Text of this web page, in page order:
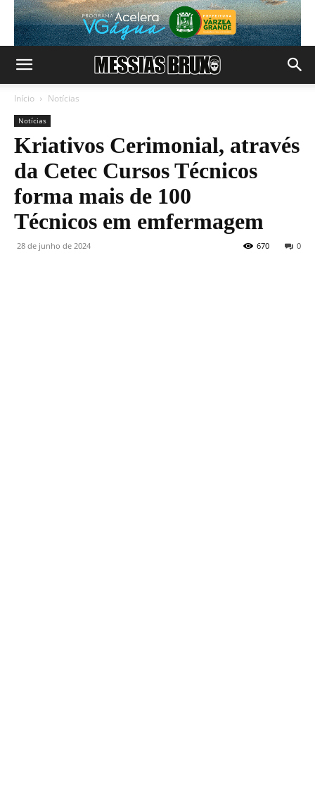
Início Notícias
Notícias
Kriativos Cerimonial, através
da Cetec Cursos Técnicos
forma mais de 100
Técnicos em emfermagem
28 de junho de 2024 0
670